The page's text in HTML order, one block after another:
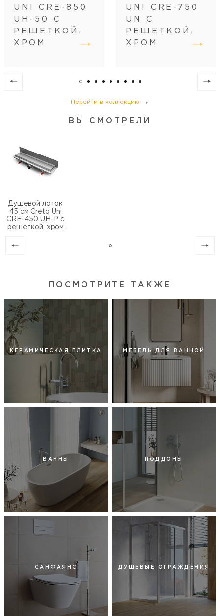
Размещение вровень с полом
Регулировка
Диаметр слива, см
Перейти в коллекцию
UNI CRE-850
UH-50 С
РЕШЕТКОЙ,
ХРОМ
UNI CRE-750
UN С
РЕШЕТКОЙ,
ХРОМ
ВЫ СМОТРЕЛИ
Душевой лоток
45 см Creto Uni
CRE-450 UH-P с
решеткой, хром
ПОСМОТРИТЕ ТАКЖЕ
КЕРАМИЧЕСКАЯ ПЛИТКА МЕБЕЛЬ ДЛЯ ВАННОЙ
ВАННЫ ПОДДОНЫ
САНФАЯНС ДУШЕВЫЕ ОГРАЖДЕНИЯ